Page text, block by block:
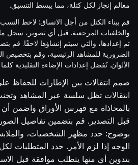
معالم إنجاز لكل كتلة، مما يبسط التنسيق.
قم ببناء الكتل من أجل الاتساق: لاحظ النسب
والخلفيات المرجعية. قبل أي تصوير، سجل
تم إعدادها، والتي سيتم إنشاؤها لاحقًا. قم
الضرورية للمشاهد الرئيسية، وقم بتخصيص
الألوان. تُفضل إعدادات الإضاءة التقليدية
صمم انتقالات بين الإطارات للحفاظ
انتقالات تظل سلسة عبر المشاهد
بالمحاذاة مع فهرس الأوراق واضمن أن
قبل التصدير. قم بتضمين تفاصيل
بوضوح: حدد مظهر الشخصيات،
الوجه إذا لزم الأمر. حدد المتطلبات
بتدوين أي منها يتطلب موافقة قبل